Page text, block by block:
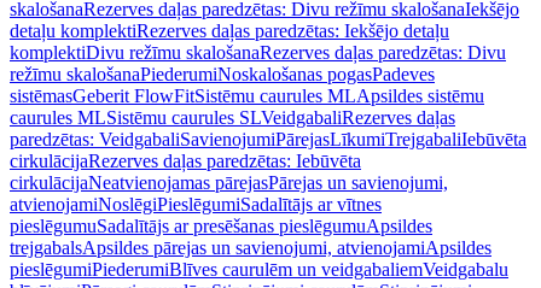
skalošanaRezerves daļas paredzētas: Divu režīmu skalošanaIekšējo
detaļu komplektiRezerves daļas paredzētas: Iekšējo detaļu
komplektiDivu režīmu skalošanaRezerves daļas paredzētas: Divu
režīmu skalošanaPiederumiNoskalošanas pogasPadeves
sistēmasGeberit FlowFitSistēmu caurules MLApsildes sistēmu
caurules MLSistēmu caurules SLVeidgabaliRezerves daļas
paredzētas: VeidgabaliSavienojumiPārejasLīkumiTrejgabaliIebūvēta
cirkulācijaRezerves daļas paredzētas: Iebūvēta
cirkulācijaNeatvienojamas pārejasPārejas un savienojumi,
atvienojamiNoslēgiPieslēgumiSadalītājs ar vītnes
pieslēgumuSadalītājs ar presēšanas pieslēgumuApsildes
trejgabalsApsildes pārejas un savienojumi, atvienojamiApsildes
pieslēgumiPiederumiBlīves caurulēm un veidgabaliemVeidgabalu